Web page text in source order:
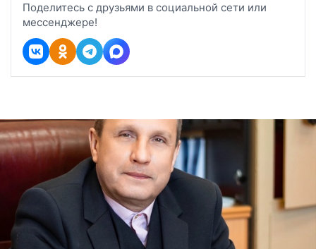
Поделитесь с друзьями в социальной сети или
мессенджере!